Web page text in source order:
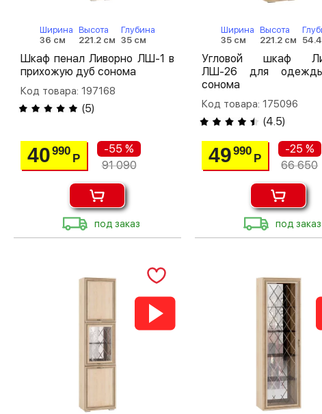
Ширина
36 см
Высота
221.2 см
Глубина
35 см
Шкаф пенал Ливорно ЛШ-1 в
прихожую дуб сонома
Код товара: 197168
(5)
40990
Р
-55 %
91 090
под заказ
Ширина
35 см
Высота
221.2 см
Угловой шкаф
ЛШ-26 для
сонома
Код товара: 175096
(4.5)
49990
Р
-25 %
66 650
под заказ